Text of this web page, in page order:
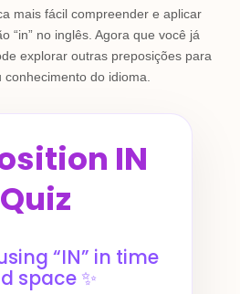
mais fácil compreender e aplicar
“in” no inglês. Agora que você já
explorar outras preposições para
do idioma.
IN
Quiz
“IN” in time
space ✨